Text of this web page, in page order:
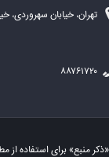
تهران، خیابان سهروردی،
«ذکر منبع» برای استفاده